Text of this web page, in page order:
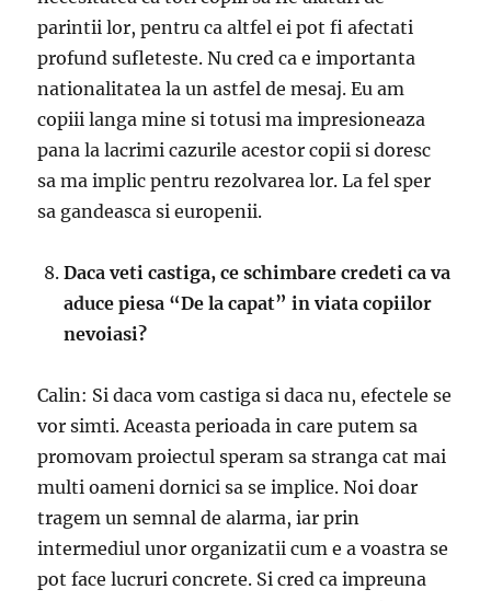
parintii lor, pentru ca altfel ei pot fi afectati
profund sufleteste. Nu cred ca e importanta
nationalitatea la un astfel de mesaj. Eu am
copiii langa mine si totusi ma impresioneaza
pana la lacrimi cazurile acestor copii si doresc
sa ma implic pentru rezolvarea lor. La fel sper
sa gandeasca si europenii.
Daca veti castiga, ce schimbare credeti ca va
aduce piesa “De la capat” in viata copiilor
nevoiasi?
Calin: Si daca vom castiga si daca nu, efectele se
vor simti. Aceasta perioada in care putem sa
promovam proiectul speram sa stranga cat mai
multi oameni dornici sa se implice. Noi doar
tragem un semnal de alarma, iar prin
intermediul unor organizatii cum e a voastra se
pot face lucruri concrete. Si cred ca impreuna